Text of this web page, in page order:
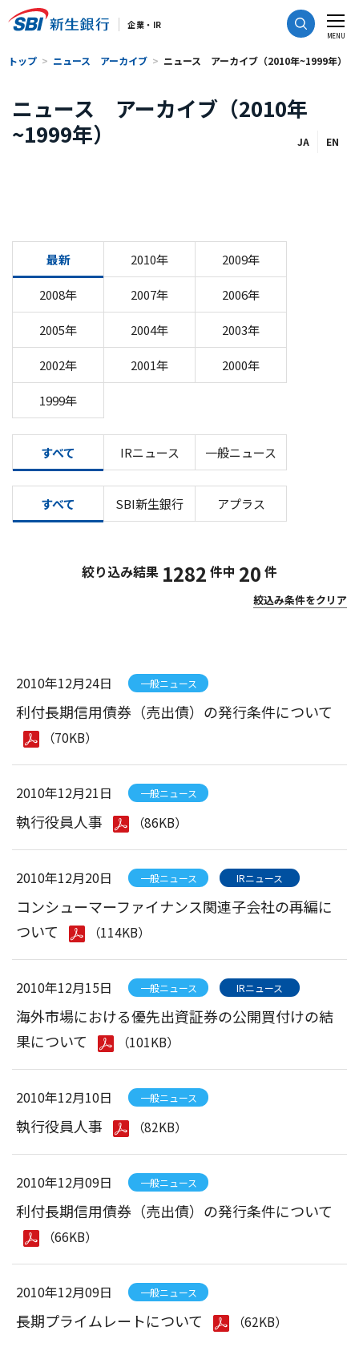
CLOSE
MENU
トップ ニュース アーカイブ ニュース アーカイブ（2010年~1999年）
ニュース アーカイブ（2010年
~1999年）
JA EN
最新 2010年 2009年
2008年 2007年 2006年
2005年 2004年 2003年
2002年 2001年 2000年
1999年
すべて IRニュース 一般ニュース
すべて SBI新生銀行 アプラス
絞込み条件をクリア
絞り込み結果 1282 件中 20 件
2010年12月24日 一般ニュース
利付長期信用債券（売出債）の発行条件について
（70KB）
2010年12月21日 一般ニュース
執行役員人事 （86KB）
2010年12月20日 一般ニュース IRニュース
コンシューマーファイナンス関連子会社の再編に
ついて
（114KB）
2010年12月15日 一般ニュース IRニュース
海外市場における優先出資証券の公開買付けの結
果について
（101KB）
2010年12月10日 一般ニュース
執行役員人事 （82KB）
2010年12月09日 一般ニュース
利付長期信用債券（売出債）の発行条件について
（66KB）
2010年12月09日 一般ニュース
長期プライムレートについて （62KB）
企業・IR